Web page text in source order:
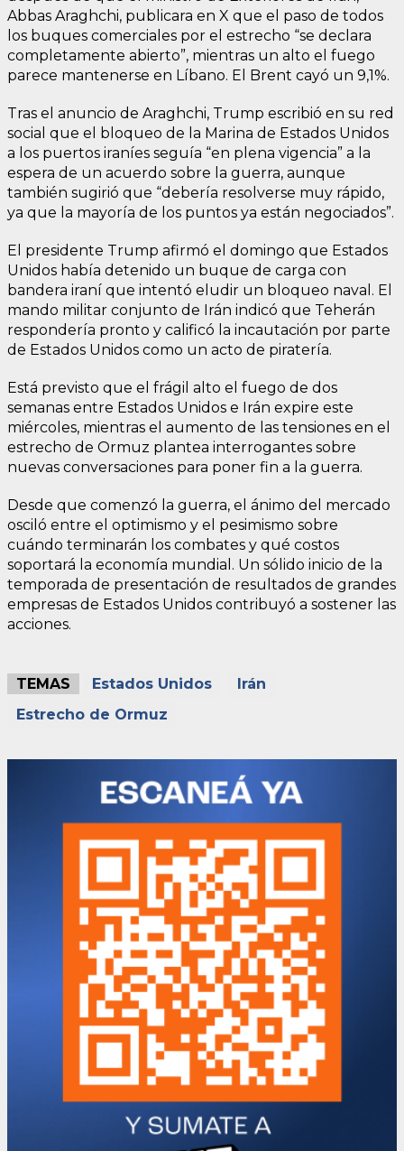
Abbas Araghchi, publicara en X que el paso de todos
los buques comerciales por el estrecho “se declara
completamente abierto”, mientras un alto el fuego
parece mantenerse en Líbano. El Brent cayó un 9,1%.
Tras el anuncio de Araghchi, Trump escribió en su red
social que el bloqueo de la Marina de Estados Unidos
a los puertos iraníes seguía “en plena vigencia” a la
espera de un acuerdo sobre la guerra, aunque
también sugirió que “debería resolverse muy rápido,
ya que la mayoría de los puntos ya están negociados”.
El presidente Trump afirmó el domingo que Estados
Unidos había detenido un buque de carga con
bandera iraní que intentó eludir un bloqueo naval. El
mando militar conjunto de Irán indicó que Teherán
respondería pronto y calificó la incautación por parte
de Estados Unidos como un acto de piratería.
Está previsto que el frágil alto el fuego de dos
semanas entre Estados Unidos e Irán expire este
miércoles, mientras el aumento de las tensiones en el
estrecho de Ormuz plantea interrogantes sobre
nuevas conversaciones para poner fin a la guerra.
Desde que comenzó la guerra, el ánimo del mercado
osciló entre el optimismo y el pesimismo sobre
cuándo terminarán los combates y qué costos
soportará la economía mundial. Un sólido inicio de la
temporada de presentación de resultados de grandes
empresas de Estados Unidos contribuyó a sostener las
acciones.
TEMAS Estados Unidos
Irán
Estrecho de Ormuz